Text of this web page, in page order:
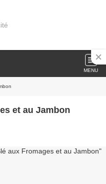
MENU
et au Jambon